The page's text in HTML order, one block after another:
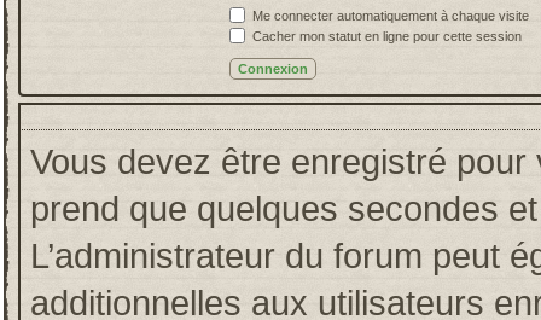
Me connecter automatiquement à chaque visite
Cacher mon statut en ligne pour cette session
Vous devez être enregistré pour
prend que quelques secondes
L’administrateur du forum peut
additionnelles aux utilisateurs